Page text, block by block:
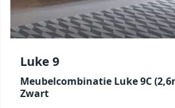
Luke 9
Meubelcombinatie Luke 9C
Zwart